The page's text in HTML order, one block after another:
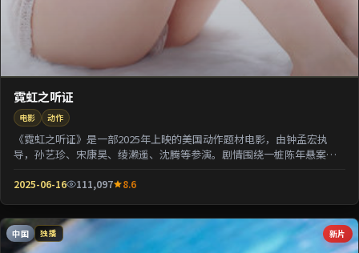
霓虹之听证
电影 动作
《霓虹之听证》是一部2025年上映的美国动作题材电影，由钟孟宏执
导，孙艺珍、宋康昊、绫濑遥、沈腾等参演。剧情围绕一桩陈年悬案与
2025-06-16 111,097 8.6
新片
中国 独播